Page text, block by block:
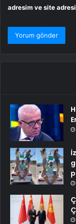
adresim ve site